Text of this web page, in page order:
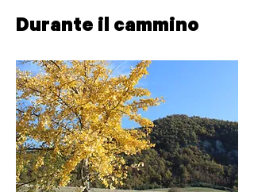
Durante il cammino